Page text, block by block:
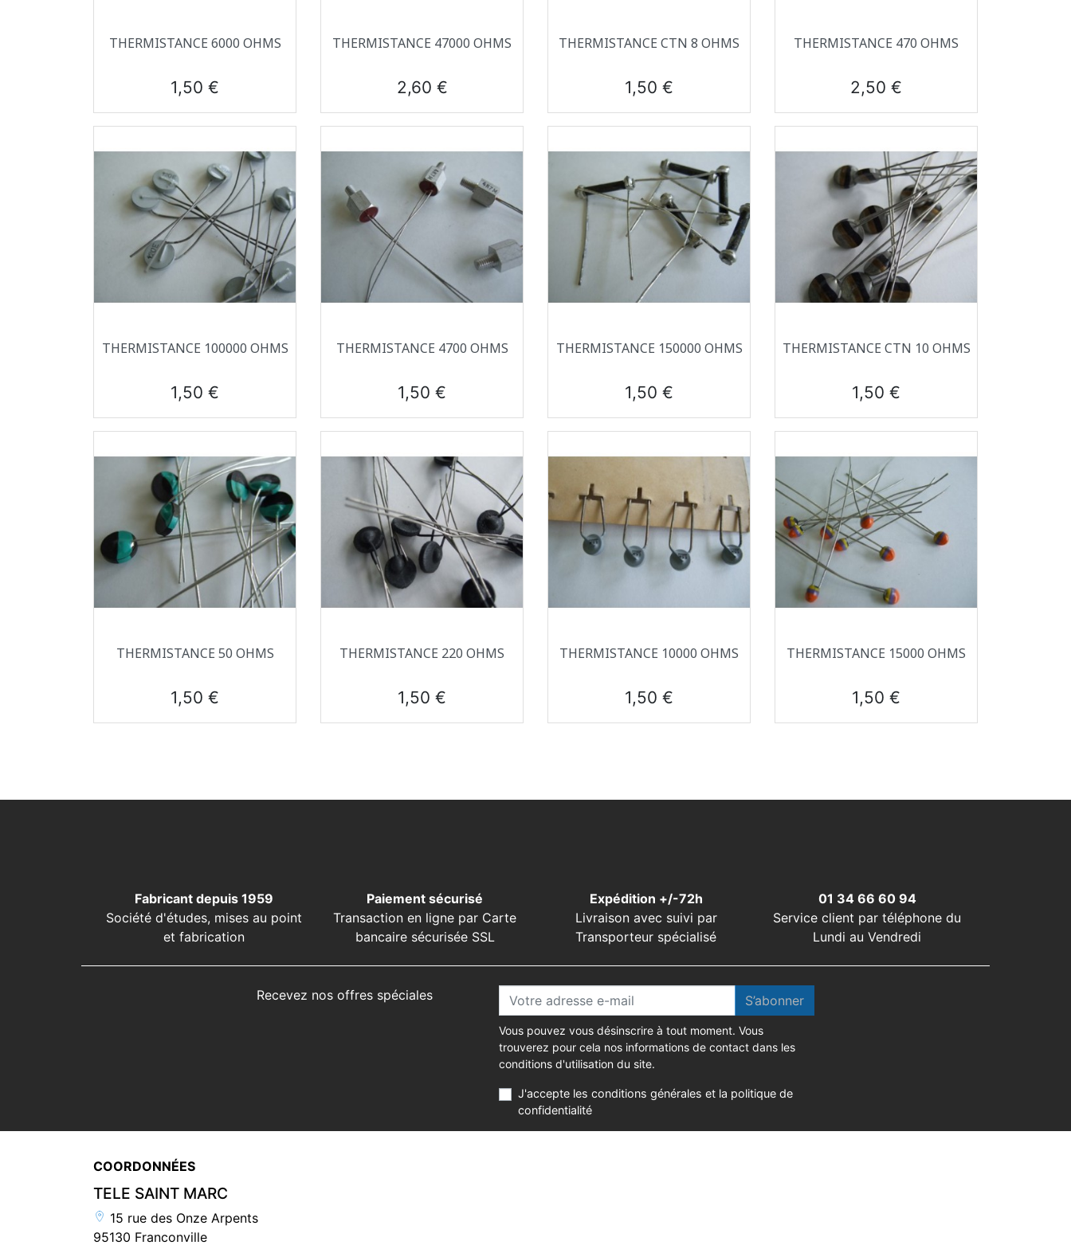
Aperçu rapide
THERMISTANCE 6000 OHMS
Prix
1,50 €
Aperçu rapide
THERMISTANCE 47000 OHMS
Prix
2,60 €
Aperçu rapide
THERMISTANCE CTN 8 OHMS
Prix
1,50 €
Aperçu rapide
THERMISTANCE 470 OHMS
Prix
2,50 €
Aperçu rapide
THERMISTANCE 100000 OHMS
Prix
1,50 €
Aperçu rapide
THERMISTANCE 4700 OHMS
Prix
1,50 €
Aperçu rapide
THERMISTANCE 150000 OHMS
Prix
1,50 €
Aperçu rapide
THERMISTANCE CTN 10 OHMS
Prix
1,50 €
 Aperçu rapide
THERMISTANCE 50 OHMS
Prix
1,50 €
Aperçu rapide
THERMISTANCE 220 OHMS
Prix
1,50 €
Aperçu rapide
THERMISTANCE 10000 OHMS
Prix
1,50 €
Aperçu rapide
THERMISTANCE 15000 OHMS
Prix
1,50 €
Fabricant depuis 1959
Société d'études, mises au point
et fabrication
Paiement sécurisé
Transaction en ligne par Carte
bancaire sécurisée SSL
Expédition +/-72h
Livraison avec suivi par
Transporteur spécialisé
01 34 66 60 94
Service client par téléphone du
Lundi au Vendredi
Recevez nos offres spéciales S’abonner
Vous pouvez vous désinscrire à tout moment. Vous
trouverez pour cela nos informations de contact dans les
conditions d'utilisation du site.
J'accepte les conditions générales et la politique de
confidentialité
COORDONNÉES
TELE SAINT MARC
15 rue des Onze Arpents
95130 Franconville